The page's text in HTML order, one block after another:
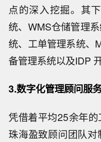
点的深入挖掘。其
统、WMS仓储管理
统、工单管理系统、
备管理系统以及IDP
3.数字化管理顾问服
凭借着平均25余年的
珠海盈致顾问团队